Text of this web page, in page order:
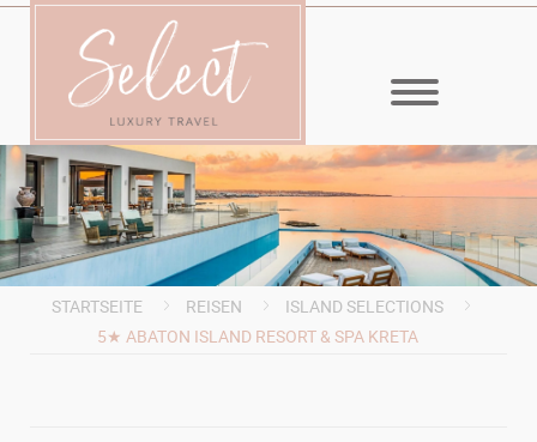
MENÜ
STARTSEITE REISEN
ISLAND SELECTIONS
5★ ABATON ISLAND RESORT & SPA KRETA